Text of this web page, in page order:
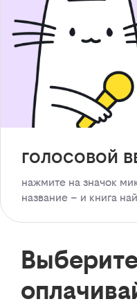
голосовой
нажмите на значок
название – и книга